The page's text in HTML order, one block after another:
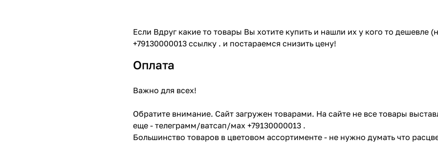
Если Вдруг какие то товары Вы хотите купить и нашли их у кого то
+79130000013 ссылку . и постараемся снизить цену!
Оплата
Важно для всех!
Обратите внимание. Сайт загружен товарами. На сайте не все товары
еще - телеграмм/ватсап/мах +79130000013 .
Большинство товаров в цветовом ассортименте - не нужно думать что